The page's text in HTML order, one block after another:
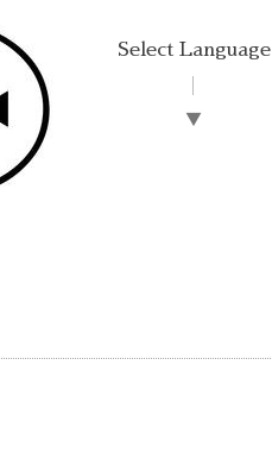
Select Language
▼